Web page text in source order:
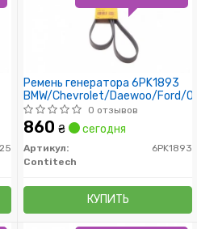
Ремень генератора 6PK1893
BMW/Chevrolet/Daewoo/Ford/
0 отзывов
860 ₴ сегодня
Артикул:
6PK1893
Contitech
КУПИТЬ